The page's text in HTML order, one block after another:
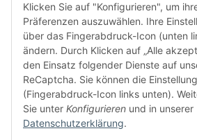
USV Jena Rugby USV
Klicken Sie auf "Konfigurieren", um
Präferenzen auszuwählen. Ihre
über das Fingerabdruck-Icon (unten
ändern. Durch Klicken auf „Alle
den Einsatz folgender Dienste auf
ReCaptcha. Sie können die
(Fingerabdruck-Icon links unten).
Sie unter Konfigurieren und in unserer
Datenschutzerklärung.